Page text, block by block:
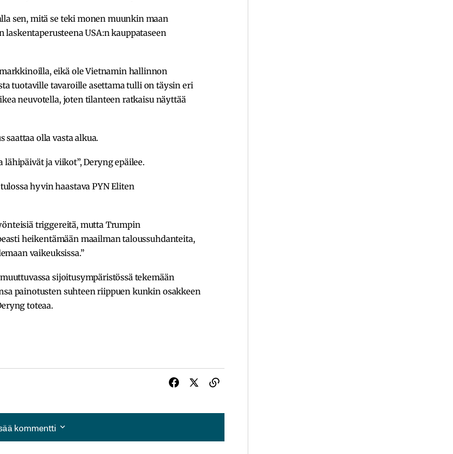
sen, mitä se teki monen muunkin maan
USA:n kauppataseen
eikä ole Vietnamin hallinnon
tuotaville tavaroille asettama tulli on täysin eri
neuvotella, joten tilanteen ratkaisu näyttää
olla vasta alkua.
ja viikot”, Deryng epäilee.
hyvin haastava PYN Eliten
triggereitä, mutta Trumpin
heikentämään maailman taloussuhdanteita,
vaikeuksissa.”
sijoitusympäristössä tekemään
painotusten suhteen riippuen kunkin osakkeen
toteaa.
kommentti
kommentti